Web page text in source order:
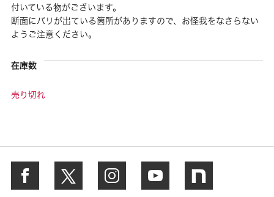
付いている物がございます。
断面にバリが出ている箇所がありますので、お怪我をなさらない
ようご注意ください。
在庫数
売り切れ